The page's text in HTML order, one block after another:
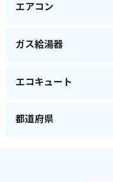
エアコン
ガス給湯器
エコキュート